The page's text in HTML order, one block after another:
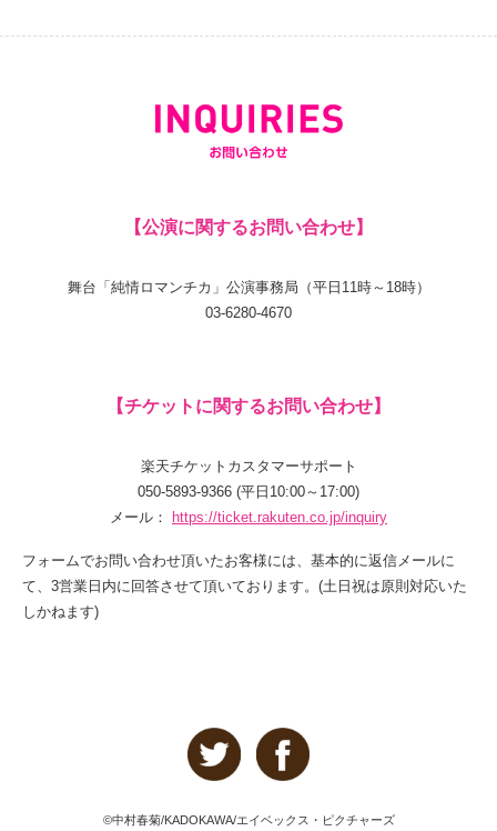
【公演に関するお問い合わせ】
舞台「純情ロマンチカ」公演事務局（平日11時～18時）
03-6280-4670
【チケットに関するお問い合わせ】
楽天チケットカスタマーサポート
050-5893-9366 (平日10:00～17:00)
メール：
https://ticket.rakuten.co.jp/inquiry
フォームでお問い合わせ頂いたお客様には、基本的に返信メールに
て、3営業日内に回答させて頂いております。(土日祝は原則対応いた
しかねます)
©中村春菊/KADOKAWA/エイベックス・ピクチャーズ